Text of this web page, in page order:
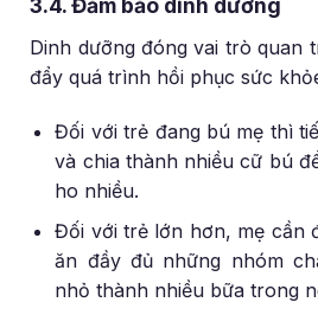
3.4. Đảm bảo dinh dưỡng
Dinh dưỡng đóng vai trò quan
đẩy quá trình hồi phục sức
Đối với trẻ đang bú mẹ thì
và chia thành nhiều cữ bú
ho nhiều.
Đối với trẻ lớn hơn, mẹ cần
ăn đầy đủ những nhóm
nhỏ thành nhiều bữa trong